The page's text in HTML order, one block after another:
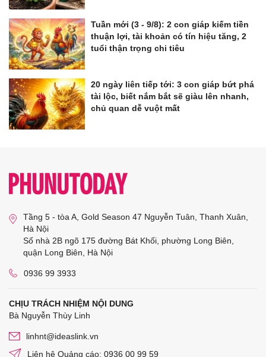
Tuần mới (3 - 9/8): 2 con giáp kiếm tiền
thuận lợi, tài khoản có tín hiệu tăng, 2
tuổi thận trọng chi tiêu
20 ngày liên tiếp tới: 3 con giáp bứt phá
tài lộc, biết nắm bắt sẽ giàu lên nhanh,
chủ quan dễ vuột mất
Tầng 5 - tòa A, Gold Season 47 Nguyễn Tuân, Thanh Xuân,
Hà Nội
Số nhà 2B ngõ 175 đường Bát Khối, phường Long Biên,
quận Long Biên, Hà Nội
0936 99 3933
CHỊU TRÁCH NHIỆM NỘI DUNG
Bà Nguyễn Thùy Linh
linhnt@ideaslink.vn
Liên hệ Quảng cáo: 0936 00 99 59